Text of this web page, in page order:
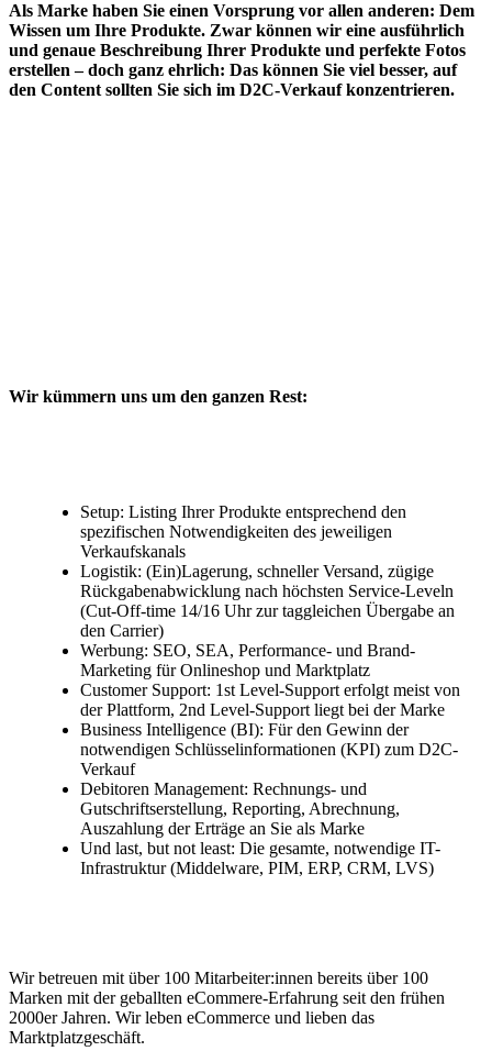
Als Marke haben Sie einen Vorsprung vor allen anderen: Dem
Wissen um Ihre Produkte. Zwar können wir eine ausführlich
und genaue Beschreibung Ihrer Produkte und perfekte Fotos
erstellen – doch ganz ehrlich: Das können Sie viel besser, auf
den Content sollten Sie sich im D2C-Verkauf konzentrieren.
Wir kümmern uns um den ganzen Rest:
Setup: Listing Ihrer Produkte entsprechend den
spezifischen Notwendigkeiten des jeweiligen
Verkaufskanals
Logistik: (Ein)Lagerung, schneller Versand, zügige
Rückgabenabwicklung nach höchsten Service-Leveln
(Cut-Off-time 14/16 Uhr zur taggleichen Übergabe an
den Carrier)
Werbung: SEO, SEA, Performance- und Brand-
Marketing für Onlineshop und Marktplatz
Customer Support: 1st Level-Support erfolgt meist von
der Plattform, 2nd Level-Support liegt bei der Marke
Business Intelligence (BI): Für den Gewinn der
notwendigen Schlüsselinformationen (KPI) zum D2C-
Verkauf
Debitoren Management: Rechnungs- und
Gutschriftserstellung, Reporting, Abrechnung,
Auszahlung der Erträge an Sie als Marke
Und last, but not least: Die gesamte, notwendige IT-
Infrastruktur (Middelware, PIM, ERP, CRM, LVS)
Wir betreuen mit über 100 Mitarbeiter:innen bereits über 100
Marken mit der geballten eCommere-Erfahrung seit den frühen
2000er Jahren. Wir leben eCommerce und lieben das
Marktplatzgeschäft.